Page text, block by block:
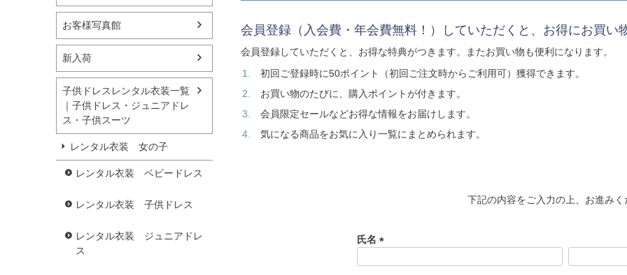
Tsukuba Boutique
〒 茨城県土浦市大町14-16-1F
営業 10:00–18:00（完全予約制）
定休 月曜日
店舗を予約する →
予約 Web または お電話
特典 ヘアメイク・着付け
お客様写真館
新入荷
子供ドレスレンタル衣装一覧
｜子供ドレス・ジュニアドレ
ス・子供スーツ
レンタル衣装 女の子
レンタル衣装 ベビードレス
レンタル衣装 子供ドレス
レンタル衣装 ジュニアドレ
ス
会員登録（入会費・年会費無料！）していただくと、お得にお買い
会員登録していただくと、お得な特典がつきます。またお買い物も便利になります。
初回ご登録時に50ポイント（初回ご注文時からご利用可）獲得できます。
お買い物のたびに、購入ポイントが付きます。
会員限定セールなどお得な情報をお届けします。
気になる商品をお気に入り一覧にまとめられます。
下記の内容をご入力の上、お進みく
氏名